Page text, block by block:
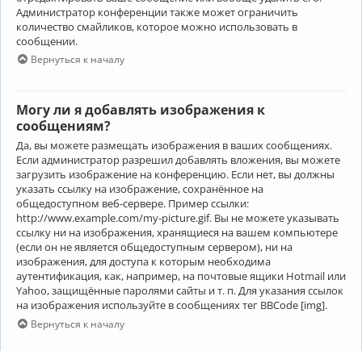
Администратор конференции также может ограничить
количество смайликов, которое можно использовать в
сообщении.
Вернуться к началу
Могу ли я добавлять изображения к
сообщениям?
Да, вы можете размещать изображения в ваших сообщениях.
Если администратор разрешил добавлять вложения, вы можете
загрузить изображение на конференцию. Если нет, вы должны
указать ссылку на изображение, сохранённое на
общедоступном веб-сервере. Пример ссылки:
http://www.example.com/my-picture.gif. Вы не можете указывать
ссылку ни на изображения, хранящиеся на вашем компьютере
(если он не является общедоступным сервером), ни на
изображения, для доступа к которым необходима
аутентификация, как, например, на почтовые ящики Hotmail или
Yahoo, защищённые паролями сайты и т. п. Для указания ссылок
на изображения используйте в сообщениях тег BBCode [img].
Вернуться к началу